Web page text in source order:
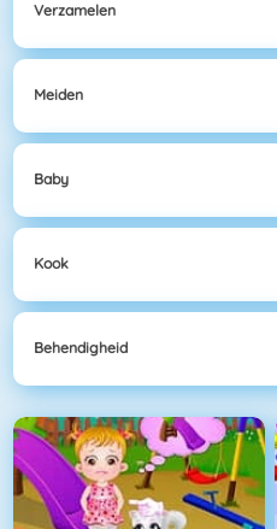
Verzamelen
Meiden
Baby
Kook
Behendigheid